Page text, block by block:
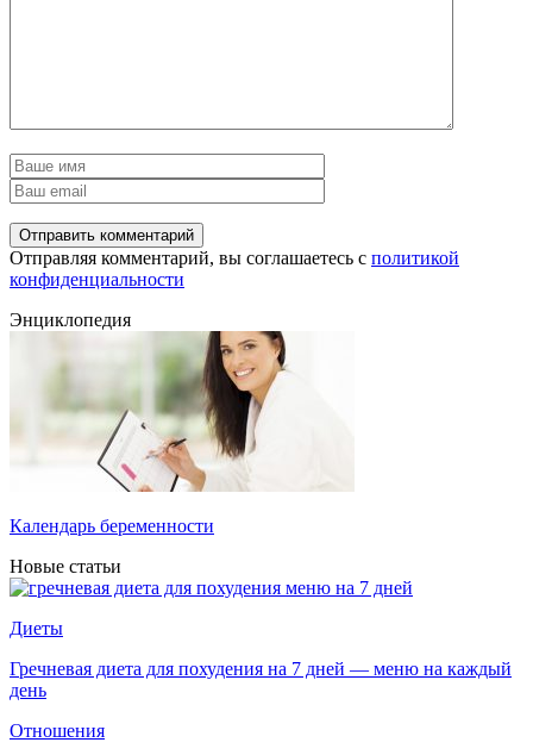
Отправляя комментарий, вы соглашаетесь с политикой
конфиденциальности
Энциклопедия
Календарь беременности
Новые статьи
Диеты
Гречневая диета для похудения на 7 дней — меню на каждый
день
Отношения